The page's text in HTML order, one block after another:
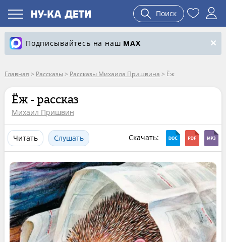
Поиск
Подписывайтесь на наш MAX
Главная > Рассказы > Рассказы Михаила Пришвина > Ёж
Ёж - рассказ
Михаил Пришвин
Читать Слушать Скачать: